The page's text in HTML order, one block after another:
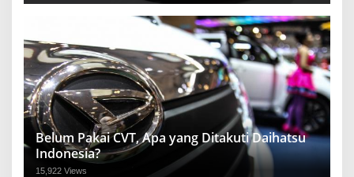
Belum Pakai CVT, Apa yang Ditakuti Daihatsu
Indonesia?
15,922 Views